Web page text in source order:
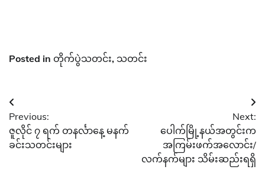
Posted in တိုက်ပွဲသတင်း, သတင်း
Post
navigation
Previous:
ဇူလိုင် ၇ ရက် တနင်္လာနေ့ မနက်
ခင်းသတင်းများ
Next:
ပေါက်မြို့နယ်အတွင်းက
အကြမ်းဖက်အလောင်း/
လက်နက်များ သိမ်းဆည်းရရှိ